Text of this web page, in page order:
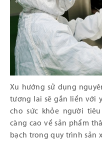
Xu hướng sử dụng
tương lai sẽ gắn liền với
cho sức khỏe người
càng cao về sản phẩm
bạch trong quy trình sản